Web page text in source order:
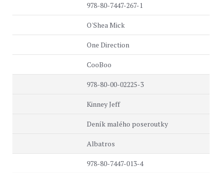
978-80-7447-267-1
O'Shea Mick
One Direction
CooBoo
978-80-00-02225-3
Kinney Jeff
Deník malého poseroutky
Albatros
978-80-7447-013-4